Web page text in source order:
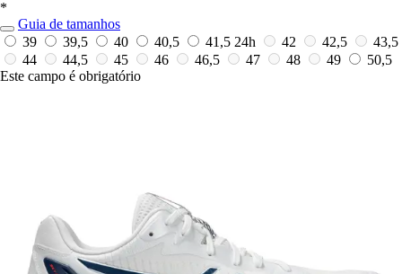
*
Guia de tamanhos
39
39,5 40 40,5 41,5 24h 42 42,5
43,5
44
44,5 45 46 46,5 47 48 49
50,5
Este campo é obrigatório